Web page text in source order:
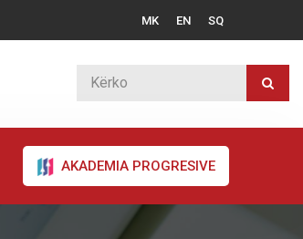
MK EN SQ
AKADEMIA PROGRESIVE